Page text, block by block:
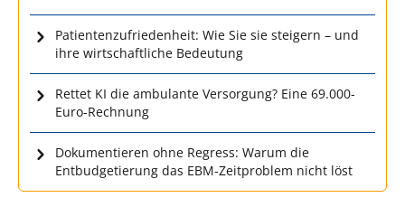
Patientenzufriedenheit: Wie Sie sie steigern – und
ihre wirtschaftliche Bedeutung
Rettet KI die ambulante Versorgung? Eine 69.000-
Euro-Rechnung
Dokumentieren ohne Regress: Warum die
Entbudgetierung das EBM-Zeitproblem nicht löst